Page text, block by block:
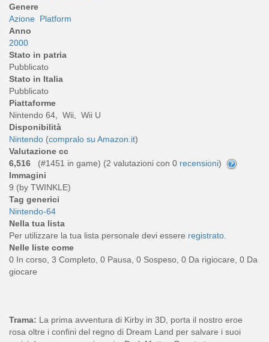
Genere
Azione Platform
Anno
2000
Stato in patria
Pubblicato
Stato in Italia
Pubblicato
Piattaforme
Nintendo 64, Wii, Wii U
Disponibilità
Nintendo (compralo su Amazon.it)
Valutazione cc
6,516
(#1451 in game) (2 valutazioni con 0 recensioni)
Immagini
9 (by TWINKLE)
Tag generici
Nintendo-64
Nella tua lista
Per utilizzare la tua lista personale devi essere registrato.
Nelle liste come
0 In corso, 3 Completo, 0 Pausa, 0 Sospeso, 0 Da rigiocare, 0 Da
giocare
Trama: La prima avventura di Kirby in 3D, porta il nostro eroe
rosa oltre i confini del regno di Dream Land per salvare i suoi